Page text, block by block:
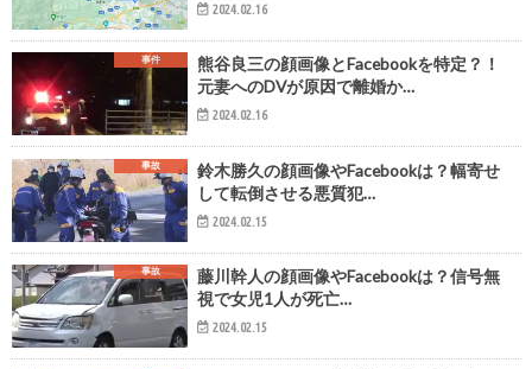
2024.02.16
事件
熊谷良三の顔画像とFacebookを特定？！
元妻へのDVが原因で離婚か…
2024.02.16
事故
鈴木勝久の顔画像やFacebookは？幅寄せ
して転倒させる悪質犯…
2024.02.15
事故
藤川幹人の顔画像やFacebookは？信号無
視で女児1人が死亡…
2024.02.15